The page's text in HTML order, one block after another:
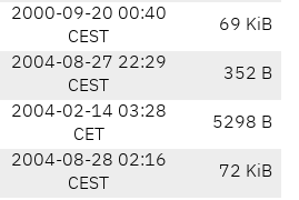
2000-09-20 00:40
CEST
69 KiB
2004-08-27 22:29
CEST
352 B
2004-02-14 03:28
CET
5298 B
2004-08-28 02:16
CEST
72 KiB